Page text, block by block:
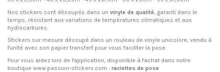
Nos stickers sont découpés dans un vinyle de qualité , garanti dans le
temps, résistant aux variations de températures climatiques et aux
hydrocarbures.
Stickers sur mesure découpé dans un rouleau de vinyle unicolore, vendu à
l'unité avec son papier transfert pour vous faciliter la pose.
Pour vous aidez lors de l'application, disponible à l'achat dans notre
boutique www.passion-stickers.com : raclettes de pose